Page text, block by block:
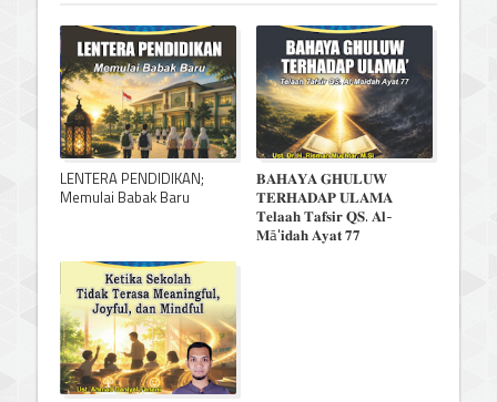
LENTERA PENDIDIKAN;
Memulai Babak Baru
𝐁𝐀𝐇𝐀𝐘𝐀 𝐆𝐇𝐔𝐋𝐔𝐖
𝐓𝐄𝐑𝐇𝐀𝐃𝐀𝐏 𝐔𝐋𝐀𝐌𝐀
𝐓𝐞𝐥𝐚𝐚𝐡 𝐓𝐚𝐟𝐬𝐢𝐫 𝐐𝐒. 𝐀𝐥-
𝐌ā'𝐢𝐝𝐚𝐡 𝐀𝐲𝐚𝐭 𝟕𝟕